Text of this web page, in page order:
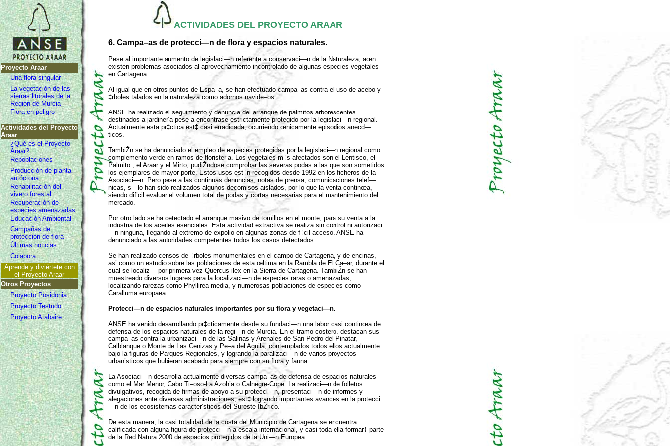
Proyecto Araar
Una flora singular
La vegetación de las
sierras litorales de la
Región de Murcia
Flora en peligro
Actividades del Proyecto
Araar
¿Qué es el Proyecto
Araar?
Repoblaciones
Producción de planta
autóctona
Rehabilitación del
vivero forestal
Recuperación de
especies amenazadas
Educación Ambiental
Campañas de
protección de flora
Últimas noticias
Colabora
Aprende y diviértete con
el Proyecto Araar
Otros Proyectos
Proyecto Posidonia
Proyecto Testudo
Proyecto Atabaire
ACTIVIDADES DEL PROYECTO ARAAR
6. Campa–as de protecci—n de flora y espacios naturales.
Pese al importante aumento de legislaci—n referente a conservaci—n de la Naturaleza, aœn
existen problemas asociados al aprovechamiento incontrolado de algunas especies vegetales
en Cartagena.
Al igual que en otros puntos de Espa–a, se han efectuado campa–as contra el uso de acebo y
‡rboles talados en la naturaleza como adornos navide–os.
ANSE ha realizado el seguimiento y denuncia del arranque de palmitos arborescentes
destinados a jardiner’a pese a encontrase estrictamente protegido por la legislaci—n regional.
Actualmente esta pr‡ctica est‡ casi erradicada, ocurriendo œnicamente episodios anecd—
ticos.
TambiŽn se ha denunciado el empleo de especies protegidas por la legislaci—n regional como
complemento verde en ramos de florister’a. Los vegetales m‡s afectados son el Lentisco, el
Palmito , el Araar y el Mirto, pudiŽndose comprobar las severas podas a las que son sometidos
los ejemplares de mayor porte. Estos usos est‡n recogidos desde 1992 en los ficheros de la
Asociaci—n. Pero pese a las continuas denuncias, notas de prensa, comunicaciones telef—
nicas, s—lo han sido realizados algunos decomisos aislados, por lo que la venta continœa,
siendo dif’cil evaluar el volumen total de podas y cortas necesarias para el mantenimiento del
mercado.
Por otro lado se ha detectado el arranque masivo de tomillos en el monte, para su venta a la
industria de los aceites esenciales. Esta actividad extractiva se realiza sin control ni autorizaci
—n ninguna, llegando al extremo de expolio en algunas zonas de f‡cil acceso. ANSE ha
denunciado a las autoridades competentes todos los casos detectados.
Se han realizado censos de ‡rboles monumentales en el campo de Cartagena, y de encinas,
as’ como un estudio sobre las poblaciones de esta œltima en la Rambla de El Ca–ar, durante el
cual se localiz— por primera vez Quercus ilex en la Sierra de Cartagena. TambiŽn se han
muestreado diversos lugares para la localizaci—n de especies raras o amenazadas,
localizando rarezas como Phyllirea media, y numerosas poblaciones de especies como
Caralluma europaea......
Protecci—n de espacios naturales importantes por su flora y vegetaci—n.
ANSE ha venido desarrollando pr‡cticamente desde su fundaci—n una labor casi continœa de
defensa de los espacios naturales de la regi—n de Murcia. En el tramo costero, destacan sus
campa–as contra la urbanizaci—n de las Salinas y Arenales de San Pedro del Pinatar,
Calblanque o Monte de Las Cenizas y Pe–a del Aguila, contemplados todos ellos actualmente
bajo la figuras de Parques Regionales, y logrando la paralizaci—n de varios proyectos
urban’sticos que hubieran acabado para siempre con su flora y fauna.
La Asociaci—n desarrolla actualmente diversas campa–as de defensa de espacios naturales
como el Mar Menor, Cabo Ti–oso-La Azoh’a o Calnegre-Cope. La realizaci—n de folletos
divulgativos, recogida de firmas de apoyo a su protecci—n, presentaci—n de informes y
alegaciones ante diversas administraciones, est‡ logrando importantes avances en la protecci
—n de los ecosistemas caracter’sticos del Sureste IbŽrico.
De esta manera, la casi totalidad de la costa del Municipio de Cartagena se encuentra
calificada con alguna figura de protecci—n a escala internacional, y casi toda ella formar‡ parte
de la Red Natura 2000 de espacios protegidos de la Uni—n Europea.